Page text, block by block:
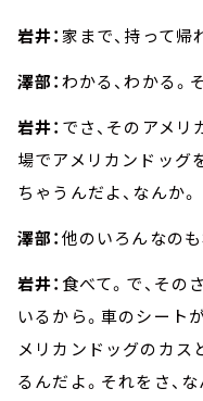
岩井：家まで、持って帰
澤部：わかる、わかる。
岩井： でさ、そのアメ
場でアメリカンドッグ
ちゃうんだよ、なんか。
澤部：他のいろんなのも
岩井： 食べて。で、その
いるから。車のシート
メリカンドッグのカス
るんだよ。それをさ、